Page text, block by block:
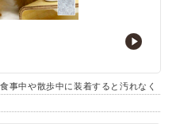
事中や散歩中に装着すると汚れなく